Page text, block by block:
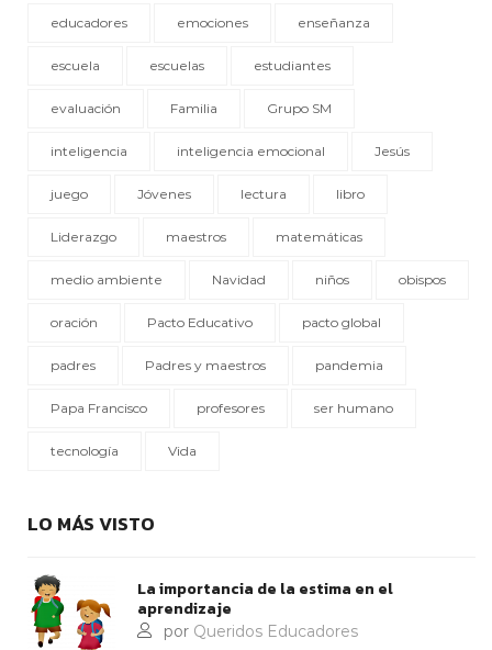
educadores emociones enseñanza
escuela escuelas estudiantes
evaluación Familia Grupo SM
inteligencia inteligencia emocional Jesús
juego Jóvenes lectura libro
Liderazgo maestros matemáticas
medio ambiente Navidad niños obispos
oración Pacto Educativo pacto global
padres Padres y maestros pandemia
Papa Francisco profesores ser humano
tecnología Vida
LO MÁS VISTO
La importancia de la estima en el
aprendizaje
por Queridos Educadores